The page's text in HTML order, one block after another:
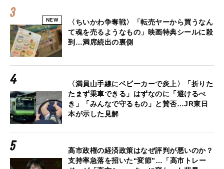
NEW
〈ちいかわ争奪戦〉「転売ヤーから買うなん
て魂を売るようなもの」映画特典シールに殺
到…満席続出の裏側
〈満員山手線にベビーカーで炎上〉「折りた
たまず乗車できる」はずなのに「避けるべ
き」「みんなで守るもの」と賛否…JR東日
本が示した見解
高市政権の経済政策はなぜ評判が悪いのか？
支持率急落を招いた“変節”…「高市トレー